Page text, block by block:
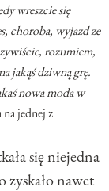
wreszcie się
choroba, wyjazd ze
rozumiem,
jakąś dziwną grę.
nowa moda w
jednej z
się niejedna
zyskało nawet